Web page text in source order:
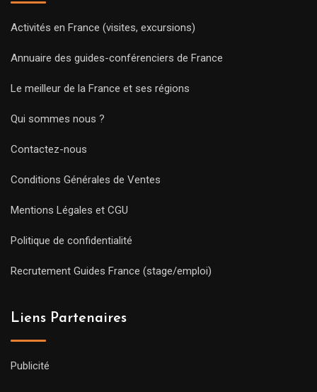
Activités en France (visites, excursions)
Annuaire des guides-conférenciers de France
Le meilleur de la France et ses régions
Qui sommes nous ?
Contactez-nous
Conditions Générales de Ventes
Mentions Légales et CGU
Politique de confidentialité
Recrutement Guides France (stage/emploi)
Liens Partenaires
Publicité